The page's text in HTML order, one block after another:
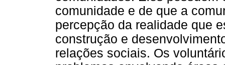
comunidade e de que a
percepção da realidade que
construção e
relações sociais. Os